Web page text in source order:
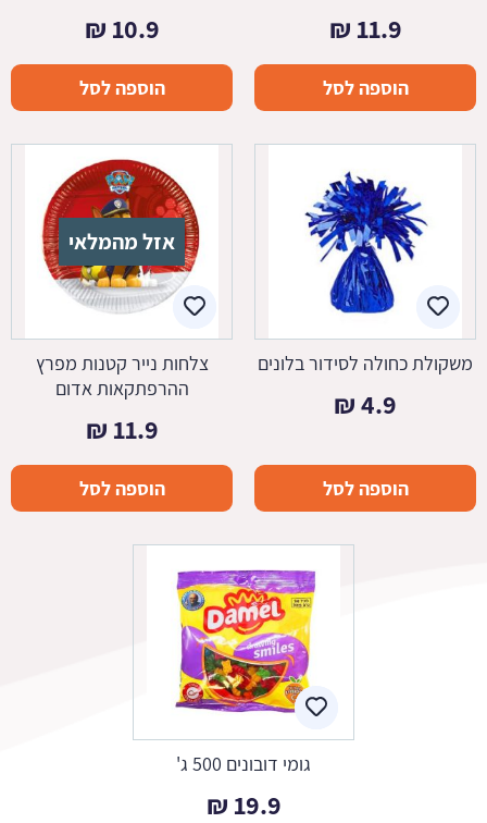
11.9
₪
הוספה לסל
10.9
₪
הוספה לסל
משקולת כחולה לסידור בלונים
4.9
₪
הוספה לסל
אזל מהמלאי
צלחות נייר קטנות מפרץ
ההרפתקאות אדום
11.9
₪
הוספה לסל
גומי דובונים 500 ג'
19.9
₪